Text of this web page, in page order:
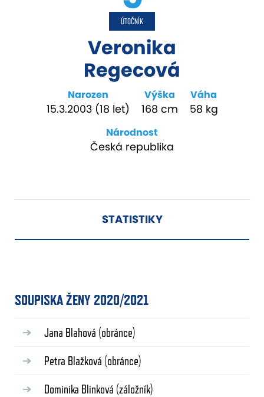
ÚTOČNÍK
Veronika
Regecová
Narozen
15.3.2003 (18 let)
Výška
168 cm
Váha
58 kg
Národnost
Česká republika
STATISTIKY
SOUPISKA ŽENY 2020/2021
Jana Blahová (obránce)
Petra Blažková (obránce)
Dominika Blinková (záložník)